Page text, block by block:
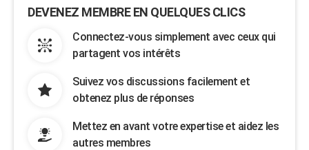
DEVENEZ MEMBRE EN QUELQUES CLICS
Connectez-vous simplement avec ceux qui
partagent vos intérêts
Suivez vos discussions facilement et
obtenez plus de réponses
Mettez en avant votre expertise et aidez les
autres membres